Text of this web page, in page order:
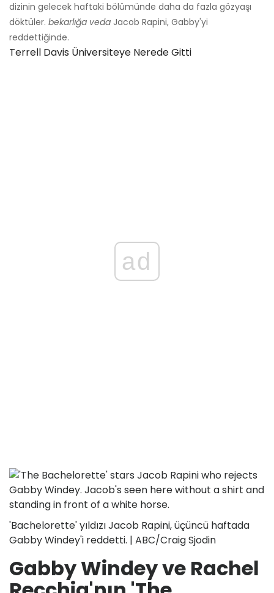
dizinin gelecek haftaki bölümünde daha da fazla gözyaşı
döktüler. bekarlığa veda Jacob Rapini, Gabby'yi
reddettiğinde.
Terrell Davis Üniversiteye Nerede Gitti
ad
'Bachelorette' yıldızı Jacob Rapini, üçüncü haftada
Gabby Windey'i reddetti. | ABC/Craig Sjodin
Gabby Windey ve Rachel